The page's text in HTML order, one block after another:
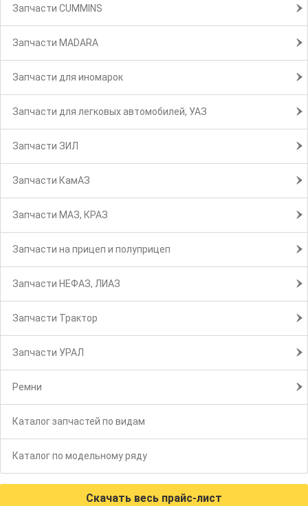
Запчасти CUMMINS
Запчасти MADARA
Запчасти для иномарок
Запчасти для легковых автомобилей, УАЗ
Запчасти ЗИЛ
Запчасти КамАЗ
Запчасти МАЗ, КРАЗ
Запчасти на прицеп и полуприцеп
Запчасти НЕФАЗ, ЛИАЗ
Запчасти Трактор
Запчасти УРАЛ
Ремни
Каталог запчастей по видам
Каталог по модельному ряду
Скачать весь прайс-лист